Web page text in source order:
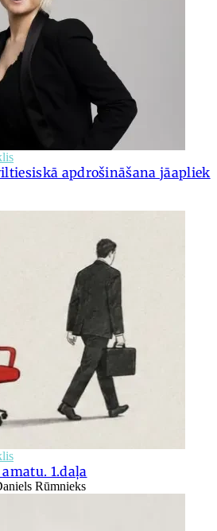
apdrošināšana jāapliek
1.daļa
Rūmnieks